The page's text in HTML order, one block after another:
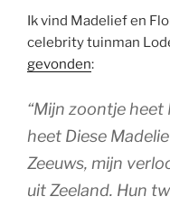
Ik vind Madelief en
celebrity tuinman
gevonden:
“Mijn zoontje
heet Diese
Zeeuws, mijn
uit Zeeland. Hun